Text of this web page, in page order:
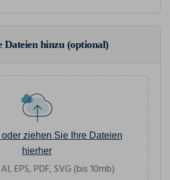
Dateien hinzu (optional)
oder ziehen Sie Ihre Dateien
hierher
EPS, PDF, SVG (bis 10mb)